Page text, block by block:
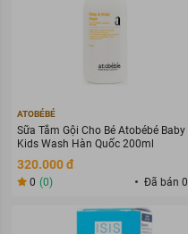
ATOBÉBÉ
Sữa Tắm Gội Cho Bé Atobébé Baby
Kids Wash Hàn Quốc 200ml
320.000 đ
0 (0) Đã bán 0